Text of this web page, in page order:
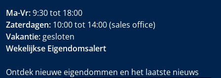
Ma-Vr:9:30 tot 18:00
Zaterdagen: 10:00 tot 14:00 (sales office)
Vakantie: gesloten
Wekelijkse Eigendomsalert
Ontdek nieuwe eigendommen en het laatste nieuws